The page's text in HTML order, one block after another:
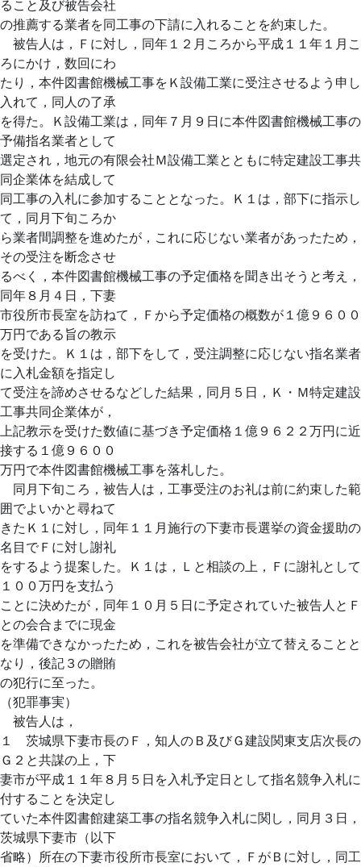
ること及び被告会社
の推薦する業者を同工事の下請に入れることを約束した。
被告人は，Ｆに対し，同年１２月ころから平成１１年１月こ
ろにかけ，数回にわ
たり，本件図書館機械工事をＫ設備工業に受注させるよう申し
入れて，同人の了承
を得た。Ｋ設備工業は，同年７月９日に本件図書館機械工事の
予備指名業者として
選定され，地元の有限会社Ｍ設備工業とともに特定建設工事共
同企業体を結成して
同工事の入札に参加することとなった。Ｋ１は，部下に指示し
て，同月下旬ころか
ら業者間調整を進めたが，これに応じない業者があったため，
その受注を断念させ
るべく，本件図書館機械工事の予定価格を聞き出そうと考え，
同年８月４日，下妻
市役所市長室を訪ねて，Ｆから予定価格の概数が１億９６００
万円である旨の教示
を受けた。Ｋ１は，部下をして，受注調整に応じない指名業者
に入札金額を指定し
て受注を諦めさせるなどした結果，同月５日，Ｋ・Ｍ特定建設
工事共同企業体が，
上記教示を受けた数値に基づき予定価格１億９６２２万円に近
接する１億９６００
万円で本件図書館機械工事を落札した。
同月下旬ころ，被告人は，工事受注のお礼は前に約束した範
囲でよいかと尋ねて
きたＫ１に対し，同年１１月施行の下妻市長選挙の資金援助の
名目でＦに対し謝礼
をするよう提案した。Ｋ１は，Ｌと相談の上，Ｆに謝礼として
１００万円を支払う
ことに決めたが，同年１０月５日に予定されていた被告人とＦ
との会合までに現金
を準備できなかったため，これを被告会社が立て替えることと
なり，後記３の贈賄
の犯行に至った。
（犯罪事実）
被告人は，
１ 茨城県下妻市長のＦ，知人のＢ及びＧ建設関東支店次長の
Ｇ２と共謀の上，下
妻市が平成１１年８月５日を入札予定日として指名競争入札に
付することを決定し
ていた本件図書館建築工事の指名競争入札に関し，同月３日，
茨城県下妻市（以下
省略）所在の下妻市役所市長室において，ＦがＢに対し，同工